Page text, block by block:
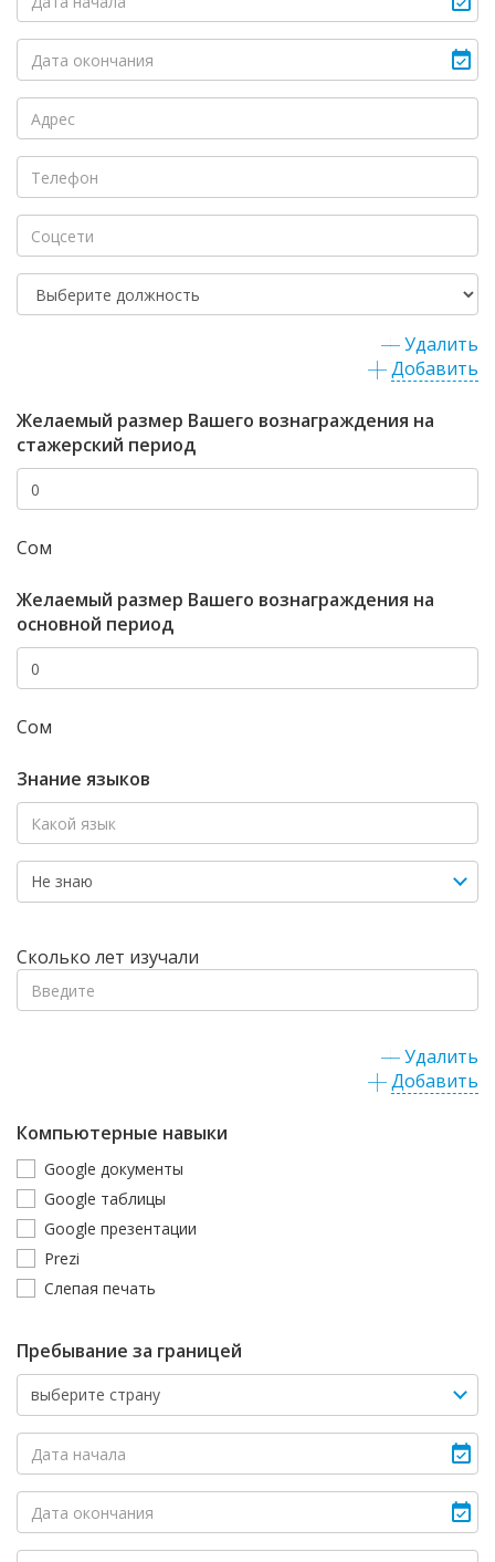
Удалить
Добавить
Желаемый размер Вашего вознаграждения на
стажерский период
Сом
Желаемый размер Вашего вознаграждения на
основной период
Сом
Знание языков
Сколько лет изучали
Удалить
Добавить
Компьютерные навыки
Google документы
Google таблицы
Google презентации
Prezi
Слепая печать
Пребывание за границей